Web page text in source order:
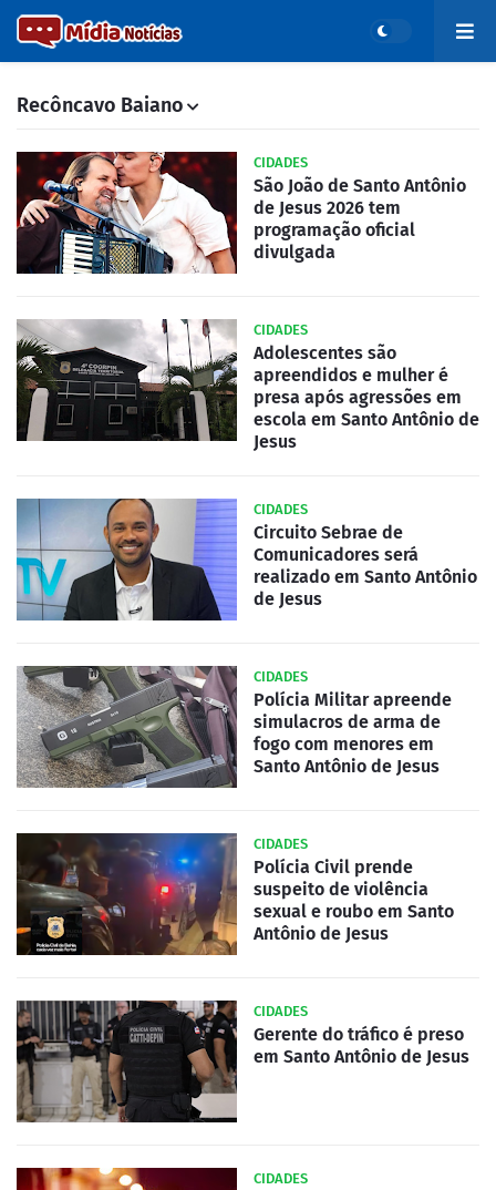
Recôncavo Baiano
CIDADES
São João de Santo Antônio
de Jesus 2026 tem
programação oficial
divulgada
CIDADES
Adolescentes são
apreendidos e mulher é
presa após agressões em
escola em Santo Antônio de
Jesus
CIDADES
Circuito Sebrae de
Comunicadores será
realizado em Santo Antônio
de Jesus
CIDADES
Polícia Militar apreende
simulacros de arma de
fogo com menores em
Santo Antônio de Jesus
CIDADES
Polícia Civil prende
suspeito de violência
sexual e roubo em Santo
Antônio de Jesus
CIDADES
Gerente do tráfico é preso
em Santo Antônio de Jesus
CIDADES